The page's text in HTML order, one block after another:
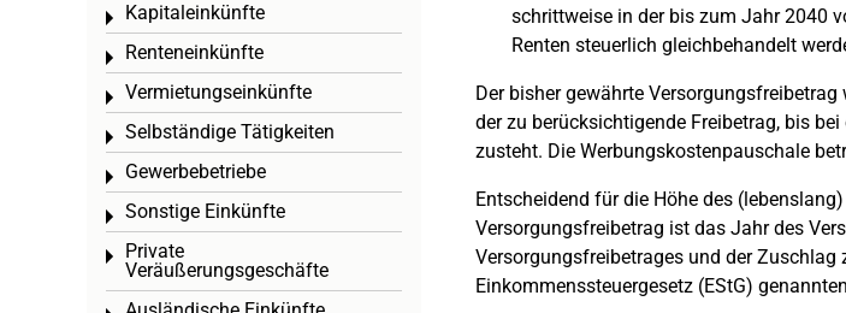
schrittweise in der bis zum Jahr 2040
Renten steuerlich gleichbehandelt
Der bisher gewährte
der zu berücksichtigende Freibetrag, bis
zusteht. Die Werbungskostenpauschale
Entscheidend für die Höhe des
Versorgungsfreibetrag ist das Jahr des
Versorgungsfreibetrages und der
Einkommenssteuergesetz (EStG)
Kapitaleinkünfte
Toggle menu
Renteneinkünfte
Toggle menu
Vermietungseinkünfte
Toggle menu
Selbständige Tätigkeiten
Toggle menu
Gewerbebetriebe
Toggle menu
Sonstige Einkünfte
Toggle menu
Private
Veräußerungsgeschäfte
Toggle menu